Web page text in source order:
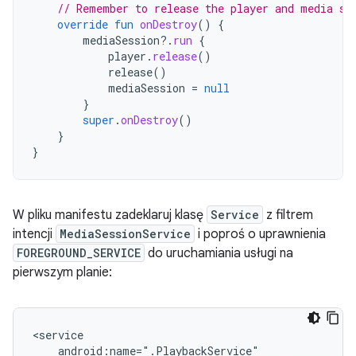
// Remember to release the player and media
override fun onDestroy()
{
mediaSession?. run {
player . release()
release()
mediaSession = null
}
super .onDestroy()
}
}
W pliku manifestu zadeklaruj klasę Service z filtrem
intencji MediaSessionService i poproś o uprawnienia
FOREGROUND_SERVICE do uruchamiania usługi na
pierwszym planie: